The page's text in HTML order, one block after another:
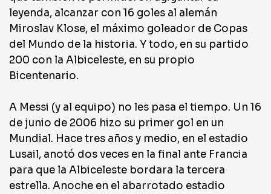
leyenda, alcanzar con 16 goles al alemán
Miroslav Klose, el máximo goleador de Copas
del Mundo de la historia. Y todo, en su partido
200 con la Albiceleste, en su propio
Bicentenario.
A Messi (y al equipo) no les pasa el tiempo. Un 16
de junio de 2006 hizo su primer gol en un
Mundial. Hace tres años y medio, en el estadio
Lusail, anotó dos veces en la final ante Francia
para que la Albiceleste bordara la tercera
estrella. Anoche en el abarrotado estadio